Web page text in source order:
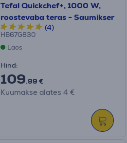
Tefal Quickchef+, 1000 W,
roostevaba teras - Saumikser
(4)
HB67G830
Laos
Hind:
109.99 €
Kuumakse alates 4 €